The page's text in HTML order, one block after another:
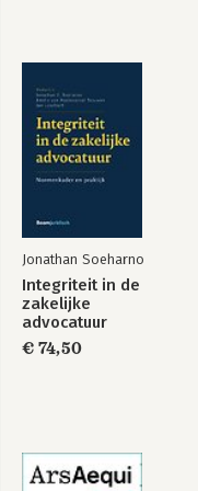
A massive fire and a
need for a fresh
arbitration agreement 113
Johannes Koepp & David
Licht aan en de deur
François Koppenol
Alciato: over wijn en
Jacques Koppenol
Harold Koster
De termijnen voor de
Jonathan Soeharno
Integriteit in de
zakelijke
advocatuur
€ 74,50